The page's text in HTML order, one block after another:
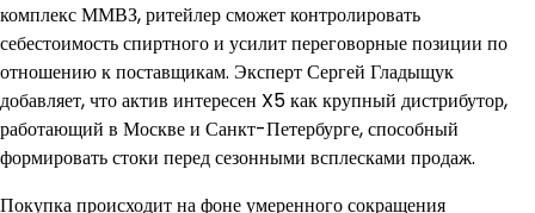
комплекс ММВЗ, ритейлер сможет контролировать
себестоимость спиртного и усилит переговорные позиции по
отношению к поставщикам. Эксперт Сергей Гладыщук
добавляет, что актив интересен X5 как крупный дистрибутор,
работающий в Москве и Санкт-Петербурге, способный
формировать стоки перед сезонными всплесками продаж.
Покупка происходит на фоне умеренного сокращения